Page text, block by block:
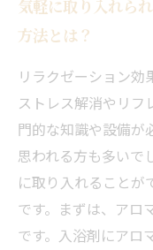
気軽に取り入れら
方法とは？
リラクゼーション効
ストレス解消やリフ
門的な知識や設備が
思われる方も多いで
に取り入れることが
です。まずは、アロ
です。入浴剤にアロ